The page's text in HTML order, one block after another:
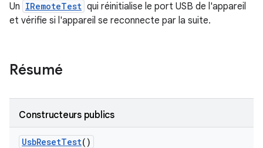
Un IRemoteTest qui réinitialise le port USB de l'appareil
et vérifie si l'appareil se reconnecte par la suite.
Résumé
Constructeurs publics
UsbResetTest()